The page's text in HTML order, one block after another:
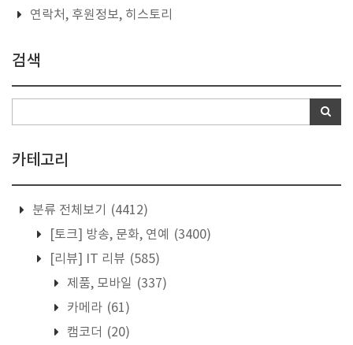
연락처, 후원정보, 히스토리
검색
카테고리
분류 전체보기
(4412)
[토크] 방송, 문화, 연예
(3400)
[리뷰] IT 리뷰 (585)
제품, 모바일 (337)
카메라 (61)
캠코더 (20)